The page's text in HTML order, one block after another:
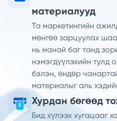
материалууд
Та маркетингийн
мөнгөө зарцуулах
нь манай баг танд
нэмэгдүүлэхийн тулд
бэлэн, өндөр
материалыг аль
Хурдан бөгөөд
Бид хүлээх хугацааг